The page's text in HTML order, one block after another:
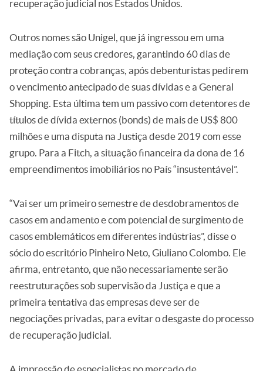
recuperação judicial nos Estados Unidos.
Outros nomes são Unigel, que já ingressou em uma
mediação com seus credores, garantindo 60 dias de
proteção contra cobranças, após debenturistas pedirem
o vencimento antecipado de suas dívidas e a General
Shopping. Esta última tem um passivo com detentores de
títulos de dívida externos (bonds) de mais de US$ 800
milhões e uma disputa na Justiça desde 2019 com esse
grupo. Para a Fitch, a situação financeira da dona de 16
empreendimentos imobiliários no País “insustentável”.
“Vai ser um primeiro semestre de desdobramentos de
casos em andamento e com potencial de surgimento de
casos emblemáticos em diferentes indústrias”, disse o
sócio do escritório Pinheiro Neto, Giuliano Colombo. Ele
afirma, entretanto, que não necessariamente serão
reestruturações sob supervisão da Justiça e que a
primeira tentativa das empresas deve ser de
negociações privadas, para evitar o desgaste do processo
de recuperação judicial.